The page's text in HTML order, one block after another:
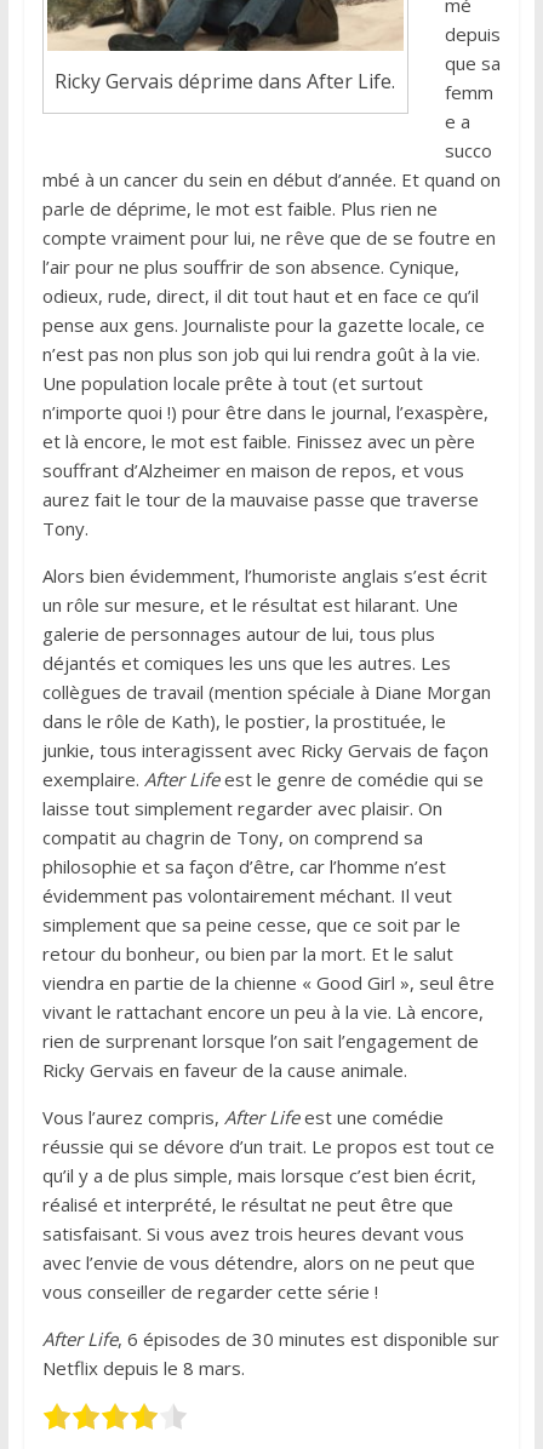
Ricky Gervais déprime dans After Life.
mé
depuis
que sa
femm
e a
succo
mbé à un cancer du sein en début d’année. Et quand on
parle de déprime, le mot est faible. Plus rien ne
compte vraiment pour lui, ne rêve que de se foutre en
l’air pour ne plus souffrir de son absence. Cynique,
odieux, rude, direct, il dit tout haut et en face ce qu’il
pense aux gens. Journaliste pour la gazette locale, ce
n’est pas non plus son job qui lui rendra goût à la vie.
Une population locale prête à tout (et surtout
n’importe quoi !) pour être dans le journal, l’exaspère,
et là encore, le mot est faible. Finissez avec un père
souffrant d’Alzheimer en maison de repos, et vous
aurez fait le tour de la mauvaise passe que traverse
Tony.
Alors bien évidemment, l’humoriste anglais s’est écrit
un rôle sur mesure, et le résultat est hilarant. Une
galerie de personnages autour de lui, tous plus
déjantés et comiques les uns que les autres. Les
collègues de travail (mention spéciale à Diane Morgan
dans le rôle de Kath), le postier, la prostituée, le
junkie, tous interagissent avec Ricky Gervais de façon
exemplaire. After Lifeest le genre de comédie qui se
laisse tout simplement regarder avec plaisir. On
compatit au chagrin de Tony, on comprend sa
philosophie et sa façon d’être, car l’homme n’est
évidemment pas volontairement méchant. Il veut
simplement que sa peine cesse, que ce soit par le
retour du bonheur, ou bien par la mort. Et le salut
viendra en partie de la chienne « Good Girl », seul être
vivant le rattachant encore un peu à la vie. Là encore,
rien de surprenant lorsque l’on sait l’engagement de
Ricky Gervais en faveur de la cause animale.
Vous l’aurez compris, After Lifeest une comédie
réussie qui se dévore d’un trait. Le propos est tout ce
qu’il y a de plus simple, mais lorsque c’est bien écrit,
réalisé et interprété, le résultat ne peut être que
satisfaisant. Si vous avez trois heures devant vous
avec l’envie de vous détendre, alors on ne peut que
vous conseiller de regarder cette série !
After Life, 6 épisodes de 30 minutes est disponible sur
Netflix depuis le 8 mars.